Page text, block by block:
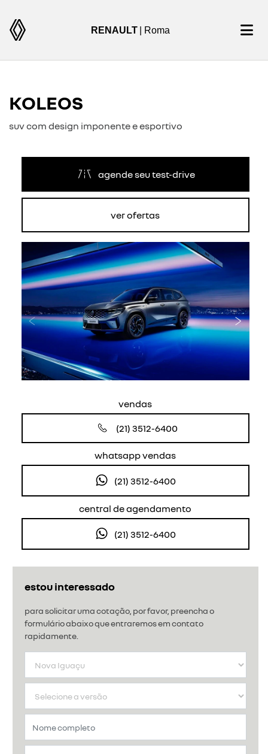
RENAULT | Roma
KOLEOS
suv com design imponente e esportivo
agende seu test-drive
ver ofertas
estou interessado
para solicitar uma cotação, por favor, preencha o
formulário abaixo que entraremos em contato
rapidamente.
Anterior
vendas
(21) 3512-6400
whatsapp vendas
(21) 3512-6400
central de agendamento
(21) 3512-6400